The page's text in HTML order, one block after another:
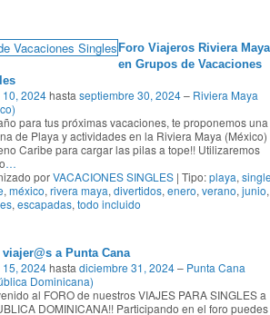
Foro Viajeros Riviera Maya
en Grupos de Vacaciones
2024hasta septiembre 30, 2024– Riviera Maya
para tus próximas vacaciones, te proponemos una
de Playa y actividades en la Riviera Maya (México)
Caribe para cargar las pilas a tope!! Utilizaremos
…
porVACACIONES SINGLES| Tipo:playa, single
, méxico, rivera maya, divertidos, enero, verano, junio,
, escapadas, todo incluido
viajer@s a Punta Cana
2024hasta diciembre 31, 2024– Punta Cana
Dominicana)
al FORO de nuestros VIAJES PARA SINGLES a
DOMINICANA!! Participando en el foro puedes